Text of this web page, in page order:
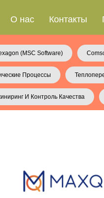
О нас Контакты
(MSC Software)
Процессы
И Контроль Качества